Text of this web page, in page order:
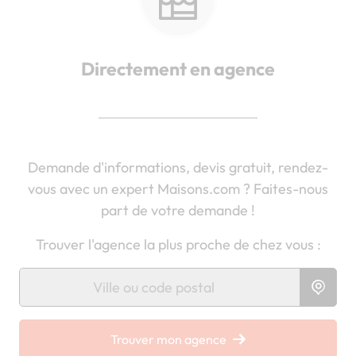
Directement en agence
Demande d'informations, devis gratuit, rendez-
vous avec un expert Maisons.com ? Faites-nous
part de votre demande !
Trouver l'agence la plus proche de chez vous :
Chargement...
Trouver mon agence